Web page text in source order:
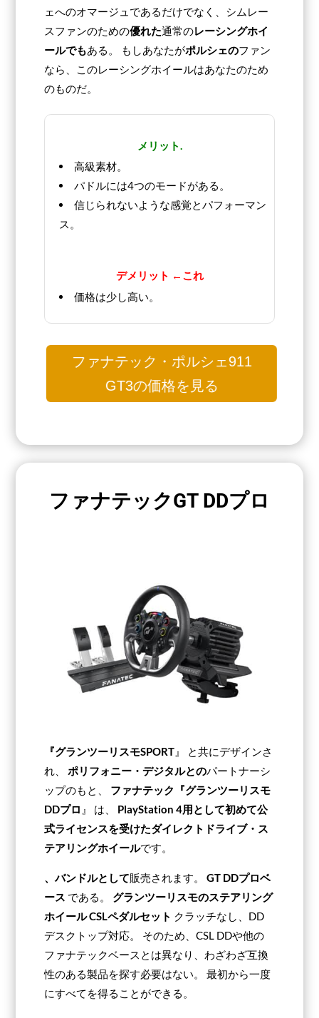
ェへのオマージュであるだけでなく、シムレー
スファンのための優れた通常のレーシングホイ
ールでもある。 もしあなたがポルシェのファン
なら、このレーシングホイールはあなたのため
のものだ。
メリット.
高級素材。
パドルには4つのモードがある。
信じられないような感覚とパフォーマン
ス。
デメリット ←これ
価格は少し高い。
ファナテック・ポルシェ911
GT3の価格を見る
ファナテックGT DDプロ
『グランツーリスモSPORT 』
と共にデザインさ
れ、
ポリフォニー・デジタルとのパートナーシ
ップのもと、
ファナテック『グランツーリスモ
DDプロ 』 は、
PlayStation 4用として初めて公
式ライセンスを受けたダイレクトドライブ・ス
テアリングホイールです。
、バンドルとして販売されます。
GT DDプロベ
ース である。
グランツーリスモのステアリング
ホイールCSLペダルセット クラッチなし、DD
デスクトップ対応。 そのため、CSL DDや他の
ファナテックベースとは異なり、わざわざ互換
性のある製品を探す必要はない。 最初から一度
にすべてを得ることができる。